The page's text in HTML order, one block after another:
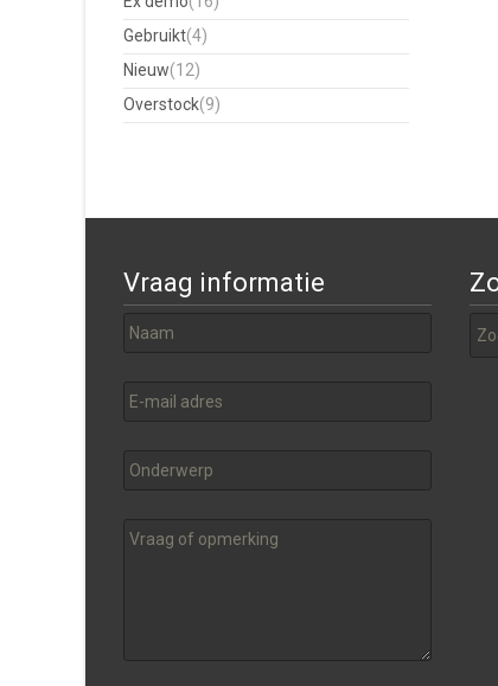
Gebruikt(4)
Nieuw(12)
Overstock(9)
Vraag informatie